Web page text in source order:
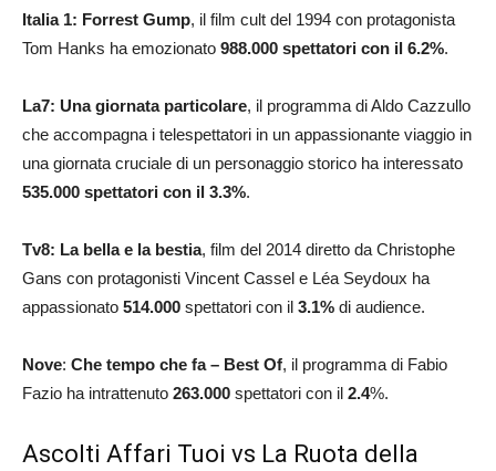
Italia 1: Forrest Gump, il film cult del 1994 con protagonista
Tom Hanks ha emozionato 988.000 spettatori con il 6.2%.
La7: Una giornata particolare, il programma di Aldo Cazzullo
che accompagna i telespettatori in un appassionante viaggio in
una giornata cruciale di un personaggio storico ha interessato
535.000 spettatori con il 3.3%.
Tv8: La bella e la bestia, film del 2014 diretto da Christophe
Gans con protagonisti Vincent Cassel e Léa Seydoux ha
appassionato 514.000 spettatori con il 3.1% di audience.
Nove: Che tempo che fa – Best Of, il programma di Fabio
Fazio ha intrattenuto 263.000 spettatori con il 2.4%.
Ascolti Affari Tuoi vs La Ruota della